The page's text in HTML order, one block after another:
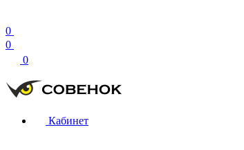
0
0
0
Кабинет